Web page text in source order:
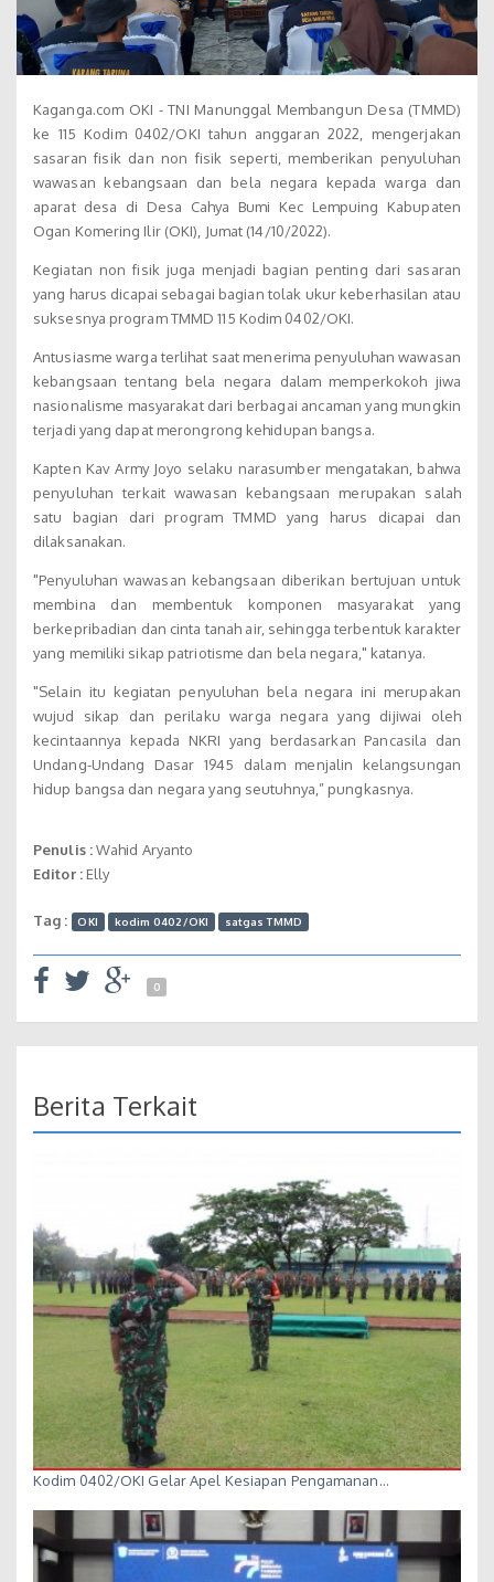
Kaganga.com OKI - TNI Manunggal Membangun Desa (TMMD)
ke 115 Kodim 0402/OKI tahun anggaran 2022, mengerjakan
sasaran fisik dan non fisik seperti, memberikan penyuluhan
wawasan kebangsaan dan bela negara kepada warga dan
aparat desa di Desa Cahya Bumi Kec Lempuing Kabupaten
Ogan Komering Ilir (OKI), Jumat (14/10/2022).
Kegiatan non fisik juga menjadi bagian penting dari sasaran
yang harus dicapai sebagai bagian tolak ukur keberhasilan atau
suksesnya program TMMD 115 Kodim 0402/OKI.
Antusiasme warga terlihat saat menerima penyuluhan wawasan
kebangsaan tentang bela negara dalam memperkokoh jiwa
nasionalisme masyarakat dari berbagai ancaman yang mungkin
terjadi yang dapat merongrong kehidupan bangsa.
Kapten Kav Army Joyo selaku narasumber mengatakan, bahwa
penyuluhan terkait wawasan kebangsaan merupakan salah
satu bagian dari program TMMD yang harus dicapai dan
dilaksanakan.
"Penyuluhan wawasan kebangsaan diberikan bertujuan untuk
membina dan membentuk komponen masyarakat yang
berkepribadian dan cinta tanah air, sehingga terbentuk karakter
yang memiliki sikap patriotisme dan bela negara," katanya.
"Selain itu kegiatan penyuluhan bela negara ini merupakan
wujud sikap dan perilaku warga negara yang dijiwai oleh
kecintaannya kepada NKRI yang berdasarkan Pancasila dan
Undang-Undang Dasar 1945 dalam menjalin kelangsungan
hidup bangsa dan negara yang seutuhnya,” pungkasnya.
Penulis :Wahid Aryanto
Editor :Elly
Tag : OKI kodim 0402/OKI satgas TMMD
0
Berita Terkait
Kodim 0402/OKI Gelar Apel Kesiapan Pengamanan…